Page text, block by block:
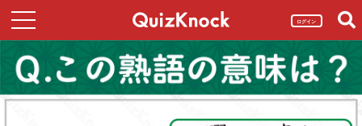
ログイン